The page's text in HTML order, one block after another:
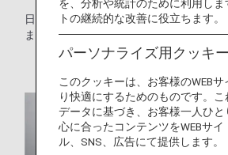
日本発のホノルル線でお楽しみいただけ
ます。
* 画像はイメージです。
を、分析や統計のために利用しま
トの継続的な改善に役立ちます。
パーソナライズ用クッキー
このクッキーは、お客様のWEBサ
り快適にするためのものです。
データに基づき、お客様一人ひと
心に合ったコンテンツをWEBサイ
ル、SNS、広告にて提供します。